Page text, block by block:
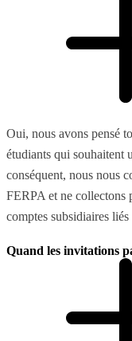
Oui, nous avons pensé
étudiants qui souhaitent
conséquent, nous nous
FERPA et ne collectons
comptes subsidiaires
Quand les invitations